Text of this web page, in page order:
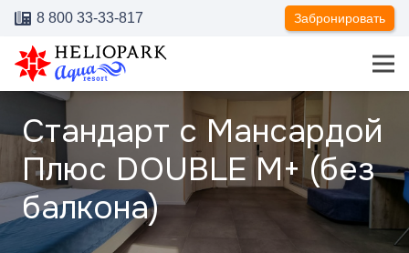
8 800 33-33-817 Забронировать
Стандарт с Мансардой
Плюс DOUBLE M+ (без
балкона)